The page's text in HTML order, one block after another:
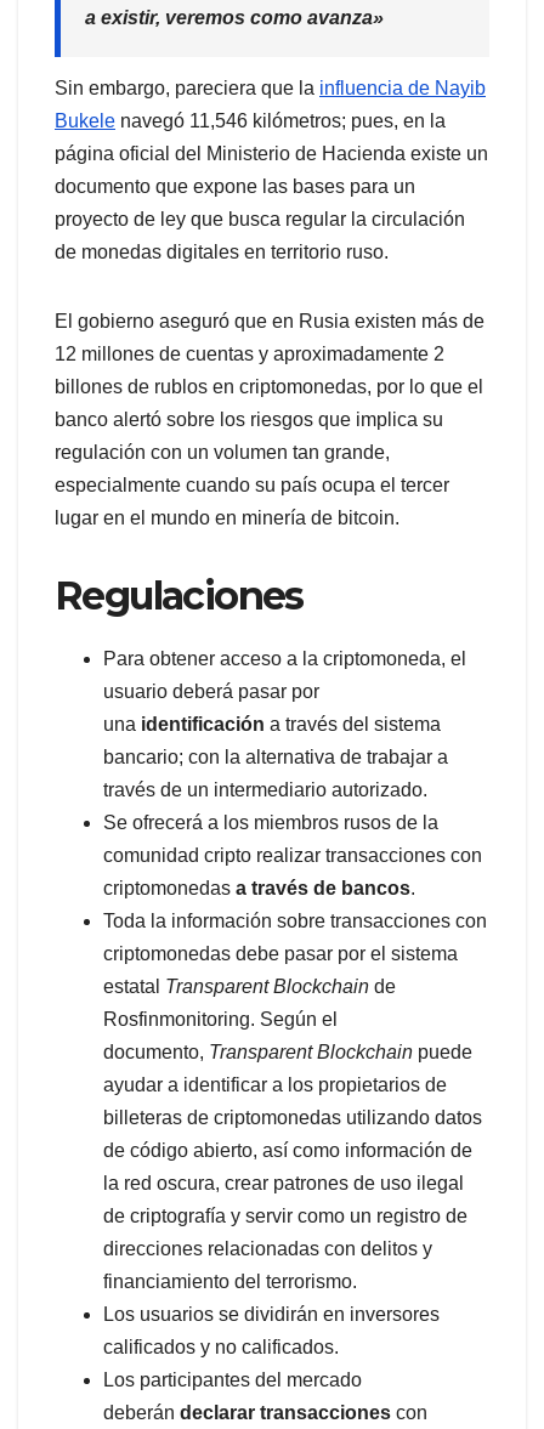
a existir, veremos como avanza»
Sin embargo, pareciera que la influencia de Nayib
Bukele navegó 11,546 kilómetros; pues, en la
página oficial del Ministerio de Hacienda existe un
documento que expone las bases para un
proyecto de ley que busca regular la circulación
de monedas digitales en territorio ruso.
El gobierno aseguró que en Rusia existen más de
12 millones de cuentas y aproximadamente 2
billones de rublos en criptomonedas, por lo que el
banco alertó sobre los riesgos que implica su
regulación con un volumen tan grande,
especialmente cuando su país ocupa el tercer
lugar en el mundo en minería de bitcoin.
Regulaciones
Para obtener acceso a la criptomoneda, el
usuario deberá pasar por
una identificación a través del sistema
bancario; con la alternativa de trabajar a
través de un intermediario autorizado.
Se ofrecerá a los miembros rusos de la
comunidad cripto realizar transacciones con
criptomonedas a través de bancos.
Toda la información sobre transacciones con
criptomonedas debe pasar por el sistema
estatal Transparent Blockchain de
Rosfinmonitoring. Según el
documento, Transparent Blockchain puede
ayudar a identificar a los propietarios de
billeteras de criptomonedas utilizando datos
de código abierto, así como información de
la red oscura, crear patrones de uso ilegal
de criptografía y servir como un registro de
direcciones relacionadas con delitos y
financiamiento del terrorismo.
Los usuarios se dividirán en inversores
calificados y no calificados.
Los participantes del mercado
deberán declarar transacciones con